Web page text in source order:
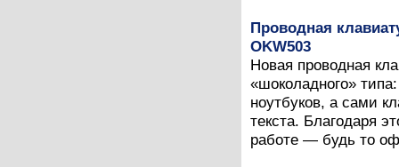
Проводная
OKW503
Новая проводная
«шоколадного»
ноутбуков, а сами
текста. Благодаря
работе — будь то